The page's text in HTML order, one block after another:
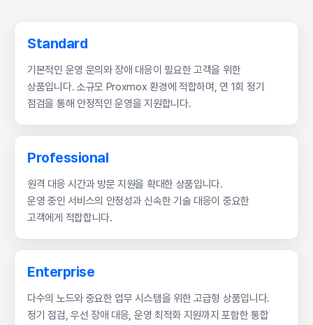
Standard
기본적인 운영 문의와 장애 대응이 필요한 고객을 위한
상품입니다. 소규모 Proxmox 환경에 적합하며, 연 1회 정기
점검을 통해 안정적인 운영을 지원합니다.
Professional
원격 대응 시간과 방문 지원을 확대한 상품입니다.
운영 중인 서비스의 안정성과 신속한 기술 대응이 중요한
고객에게 적합합니다.
Enterprise
다수의 노드와 중요한 업무 시스템을 위한 고급형 상품입니다.
정기 점검, 우선 장애 대응, 운영 최적화 지원까지 포함한 통합